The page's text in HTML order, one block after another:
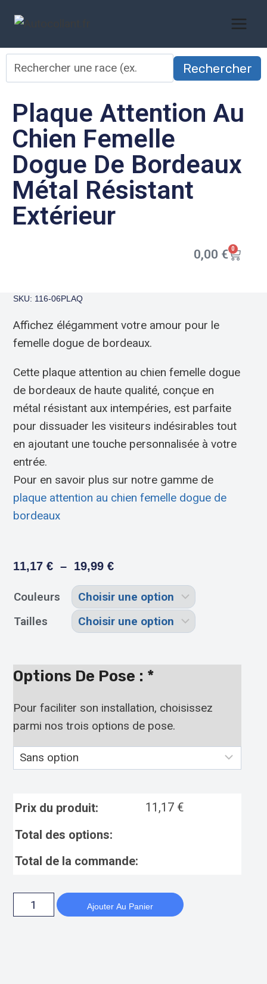
Rechercher
Plaque Attention Au
Chien Femelle
Dogue De Bordeaux
Métal Résistant
Extérieur
0,00 € 0
SKU: 116-06PLAQ
Affichez élégamment votre amour pour le
femelle dogue de bordeaux.
Cette plaque attention au chien femelle dogue
de bordeaux de haute qualité, conçue en
métal résistant aux intempéries, est parfaite
pour dissuader les visiteurs indésirables tout
en ajoutant une touche personnalisée à votre
entrée.
Pour en savoir plus sur notre gamme de
plaque attention au chien femelle dogue de
bordeaux
11,17€ – 19,99€
Couleurs
Tailles
Options De Pose : *
Pour faciliter son installation, choisissez
parmi nos trois options de pose.
Prix du produit: 11,17 €
Total des options:
Total de la commande:
Ajouter Au Panier